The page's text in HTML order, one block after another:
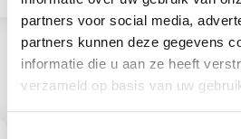
partners voor social media,
partners kunnen deze gegevens
informatie die u aan ze heeft
verzameld op basis van uw